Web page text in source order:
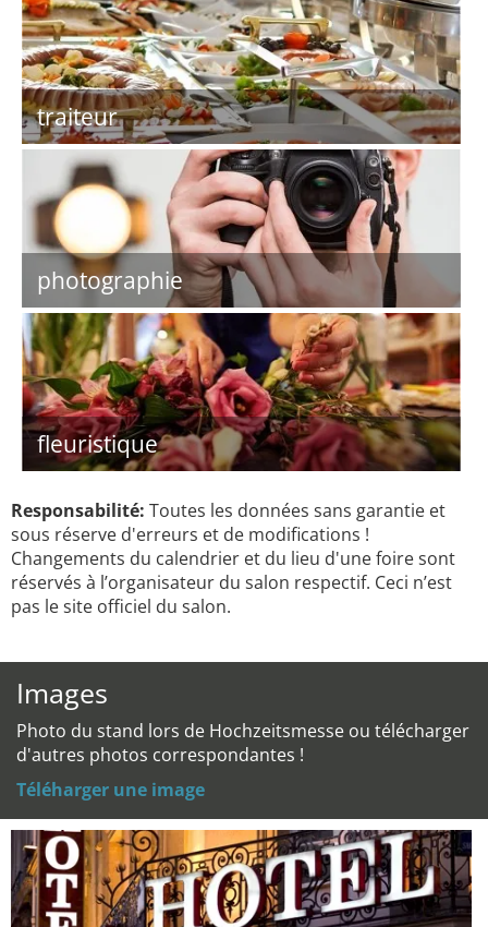
traiteur
photographie
fleuristique
Responsabilité: Toutes les données sans garantie et
sous réserve d'erreurs et de modifications !
Changements du calendrier et du lieu d'une foire sont
réservés à l’organisateur du salon respectif. Ceci n’est
pas le site officiel du salon.
Images
Photo du stand lors de Hochzeitsmesse ou télécharger
d'autres photos correspondantes !
Téléharger une image